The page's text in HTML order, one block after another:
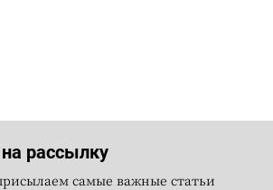
рассылку
самые важные статьи